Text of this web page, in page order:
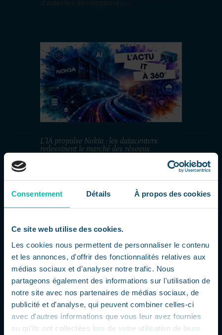
Consentement Détails À propos des cookies
Ce site web utilise des cookies.
Les cookies nous permettent de personnaliser le contenu
et les annonces, d'offrir des fonctionnalités relatives aux
médias sociaux et d'analyser notre trafic. Nous
partageons également des informations sur l'utilisation de
notre site avec nos partenaires de médias sociaux, de
publicité et d'analyse, qui peuvent combiner celles-ci
avec d'autres informations que vous leur avez fournies
ou qu'ils ont collectées lors de votre utilisation de leurs
L’IA propulse Nokia : les datacenters
redessinent le marché des réseaux
L'actu IT à 360
pleinement de la montée en puissance
de l'intelligence artificielle et de la
l'accompagnent. Au deuxième trimestre
2026, l'activité Réseaux de l'entreprise a...